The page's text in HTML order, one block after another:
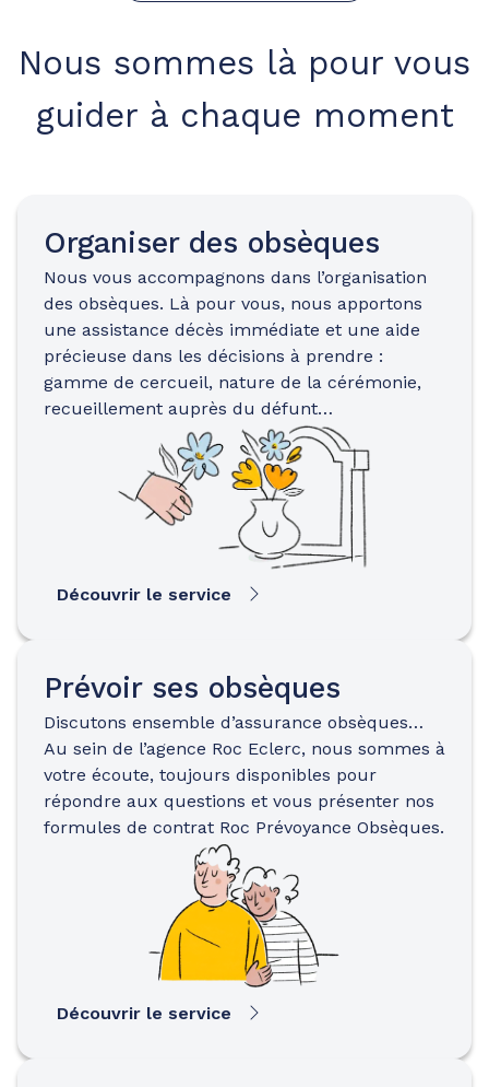
Nous sommes là pour vous
guider à chaque moment
Organiser des obsèques
Nous vous accompagnons dans l’organisation
des obsèques. Là pour vous, nous apportons
une assistance décès immédiate et une aide
précieuse dans les décisions à prendre :
gamme de cercueil, nature de la cérémonie,
recueillement auprès du défunt…
Découvrir le service
Prévoir ses obsèques
Discutons ensemble d’assurance obsèques…
Au sein de l’agence Roc Eclerc, nous sommes à
votre écoute, toujours disponibles pour
répondre aux questions et vous présenter nos
formules de contrat Roc Prévoyance Obsèques.
Découvrir le service